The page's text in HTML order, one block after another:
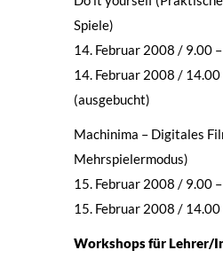
Spiele)
14. Februar 2008 / 9.00
14. Februar 2008 /
(ausgebucht)
Machinima – Digitales
Mehrspielermodus)
15. Februar 2008 / 9.00
15. Februar 2008 /
Workshops für Lehrer/